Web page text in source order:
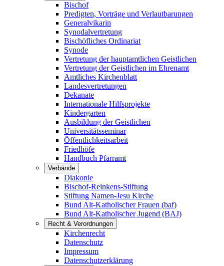
Bischof
Predigten, Vorträge und Verlautbarungen
Generalvikarin
Synodalvertretung
Bischöfliches Ordinariat
Synode
Vertretung der hauptamtlichen Geistlichen
Vertretung der Geistlichen im Ehrenamt
Amtliches Kirchenblatt
Landesvertretungen
Dekanate
Internationale Hilfsprojekte
Kindergarten
Ausbildung der Geistlichen
Universitätsseminar
Öffentlichkeitsarbeit
Friedhöfe
Handbuch Pfarramt
Verbände
Diakonie
Bischof-Reinkens-Stiftung
Stiftung Namen-Jesu Kirche
Bund Alt-Katholischer Frauen (baf)
Bund Alt-Katholischer Jugend (BAJ)
Recht & Verordnungen
Kirchenrecht
Datenschutz
Impressum
Datenschutzerklärung